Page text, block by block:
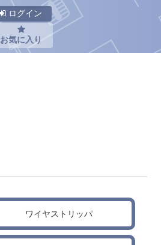
ログイン
お気に入り
ワイヤストリッパ